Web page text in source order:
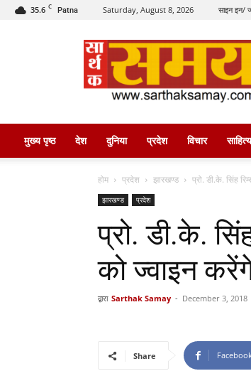
35.6 C Patna Saturday, August 8, 2026 साइन इन/
सार्थक
समय
मुख्य पृष्ठ देश दुनिया प्रदेश विचार साहित्य
होम प्रदेश झारखण्ड प्रो. डी.के. सिंह
झारखण्ड प्रदेश
प्रो. डी.के.
को ज्वाइन
द्वारा Sarthak Samay - December 3, 2018
Share